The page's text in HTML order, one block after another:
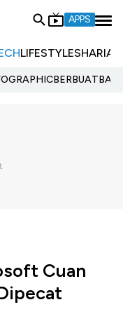
APPS
LIFESTYLESHARIA
Cuan